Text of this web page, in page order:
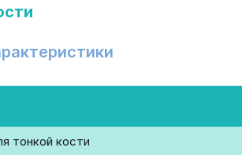
тонкой кости